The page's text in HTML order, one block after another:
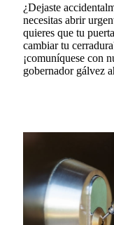
¿Dejaste
necesitas abrir
quieres que tu
cambiar tu
¡comuníquese con
gobernador gálvez